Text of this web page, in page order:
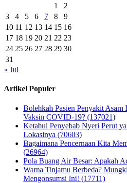
1
2
3
4 5 6 7 8
9
10 11 12 13 14 15 16
17 18 19 20 21 22 23
24 25 26 27 28 29 30
31
« Jul
Artikel Populer
Bolehkah Pasien Penyakit Asam
Vaksin COVID-19? (137021)
Ketahui Penyebab Nyeri Perut
Lokasinya (70603)
Bagaimana Pencernaan Kita
(26964)
Pola Buang Air Besar: Apakah
Warna Tinjamu Berbeda?
Mengonsumsi Ini! (17711)